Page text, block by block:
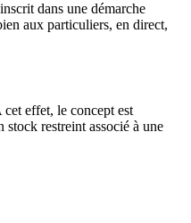
dans une démarche
aux particuliers, en direct,
effet, le concept est
restreint associé à une